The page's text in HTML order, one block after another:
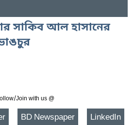
সাকিব আল হাসানের
Join with us @
BD Newspaper LinkedIn